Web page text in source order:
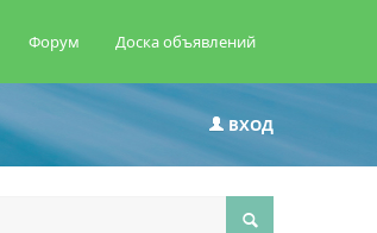
Форум Доска объявлений
ВХОД